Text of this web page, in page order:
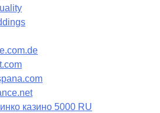
казино 5000 RU